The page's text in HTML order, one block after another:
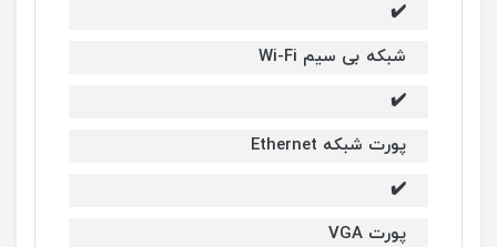
✔️
شبکه بی سیم Wi-Fi
✔️
پورت شبکه Ethernet
✔️
پورت VGA